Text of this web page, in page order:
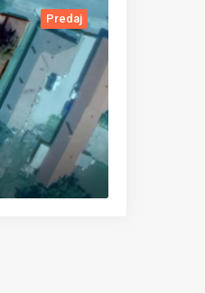
Predaj